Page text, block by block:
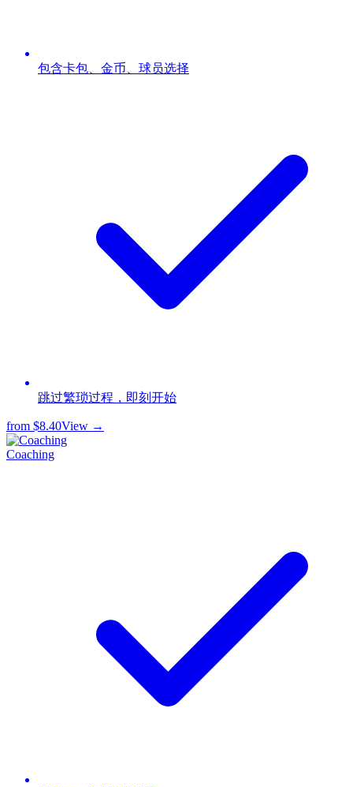
包含卡包、金币、球员选择
跳过繁琐过程，即刻开始
from $8.40View →
Coaching